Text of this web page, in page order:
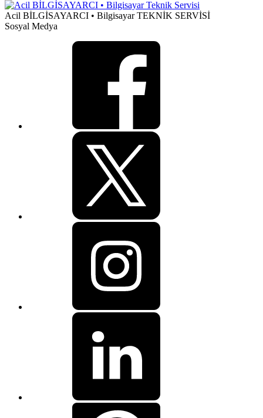
Acil BİLGİSAYARCI • Bilgisayar TEKNİK SERVİSİ
Sosyal Medya